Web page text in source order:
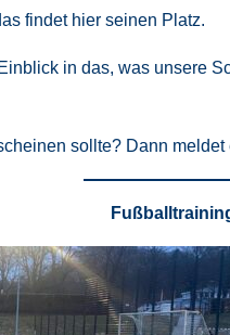
findet hier seinen Platz.
in das, was unsere
sollte? Dann